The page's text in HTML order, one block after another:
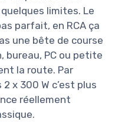
limites. Le
parfait, en RCA ça
une bête de course
bureau, PC ou petite
la route. Par
x 300 W c’est plus
réellement